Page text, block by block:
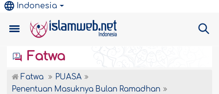
Indonesia
Fatwa
Fatwa
PUASA
Penentuan Masuknya Bulan Ramadhan